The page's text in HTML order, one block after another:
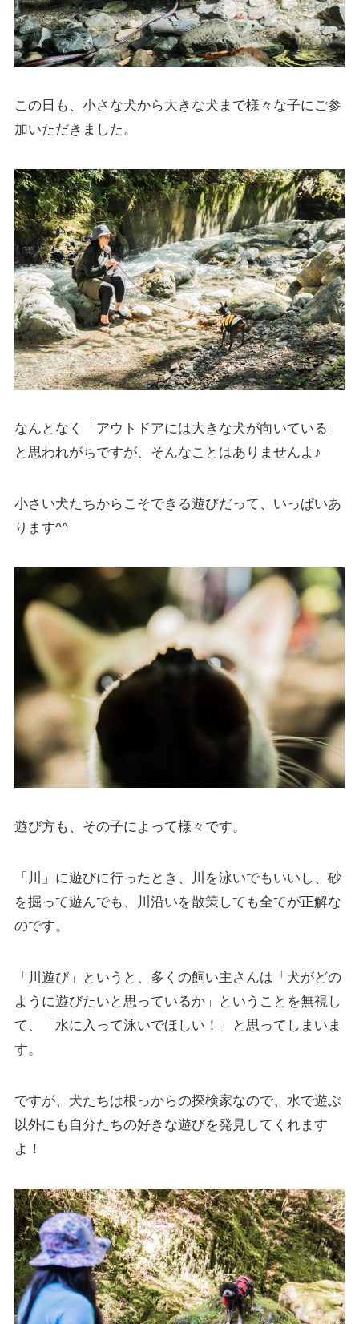
この日も、小さな犬から大きな犬まで様々な子にご参
加いただきました。
なんとなく「アウトドアには大きな犬が向いている」
と思われがちですが、そんなことはありませんよ♪
小さい犬たちからこそできる遊びだって、いっぱいあ
ります^^
遊び方も、その子によって様々です。
「川」に遊びに行ったとき、川を泳いでもいいし、砂
を掘って遊んでも、川沿いを散策しても全てが正解な
のです。
「川遊び」というと、多くの飼い主さんは「犬がどの
ように遊びたいと思っているか」ということを無視し
て、「水に入って泳いでほしい！」と思ってしまいま
す。
ですが、犬たちは根っからの探検家なので、水で遊ぶ
以外にも自分たちの好きな遊びを発見してくれます
よ！